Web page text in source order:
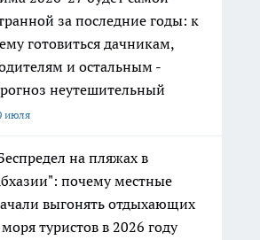
за последние годы: к
готовиться дачникам,
и остальным -
неутешительный
июля
на пляжах в
почему местные
выгонять отдыхающих
туристов в 2026 году